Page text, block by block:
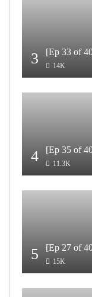
3 14K
4 11.3K
5 15K